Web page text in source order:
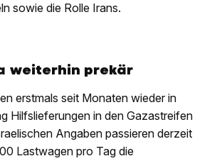
sowie die Rolle Irans.
weiterhin prekär
erstmals seit Monaten wieder in
Hilfslieferungen in den Gazastreifen
Angaben passieren derzeit
Lastwagen pro Tag die